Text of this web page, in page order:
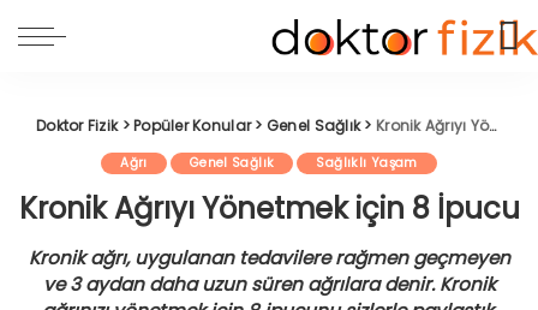
Doktor Fizik>Popüler Konular> Genel Sağlık> Kronik Ağrıyı Yönetmek için 8 İpucu
Ağrı Genel Sağlık Sağlıklı Yaşam
Kronik Ağrıyı Yönetmek için 8 İpucu
Kronik ağrı, uygulanan tedavilere rağmen geçmeyen
ve 3 aydan daha uzun süren ağrılara denir. Kronik